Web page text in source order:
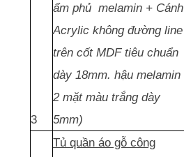
3
ẩm phủ melamin + Cánh
Acrylic không đường line
trên cốt MDF tiêu chuẩn
dày 18mm. hậu melamin
2 mặt màu trắng dày
5mm)
Tủ quần áo gỗ công